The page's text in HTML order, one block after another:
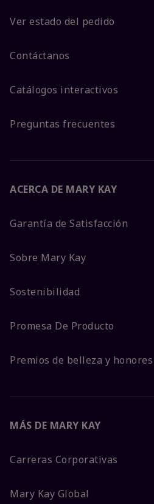
Ver estado del pedido
Contáctanos
Catálogos interactivos
Preguntas frecuentes
ACERCA DE MARY KAY
Garantía de Satisfacción
Sobre Mary Kay
Sostenibilidad
Promesa De Producto
Premios de belleza y honores
MÁS DE MARY KAY
Carreras Corporativas
Mary Kay Global